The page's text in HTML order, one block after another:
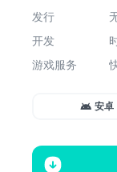
发行
开发
游戏服务
安卓